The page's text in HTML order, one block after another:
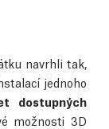
navrhli tak,
jednoho
dostupných
možnosti 3D